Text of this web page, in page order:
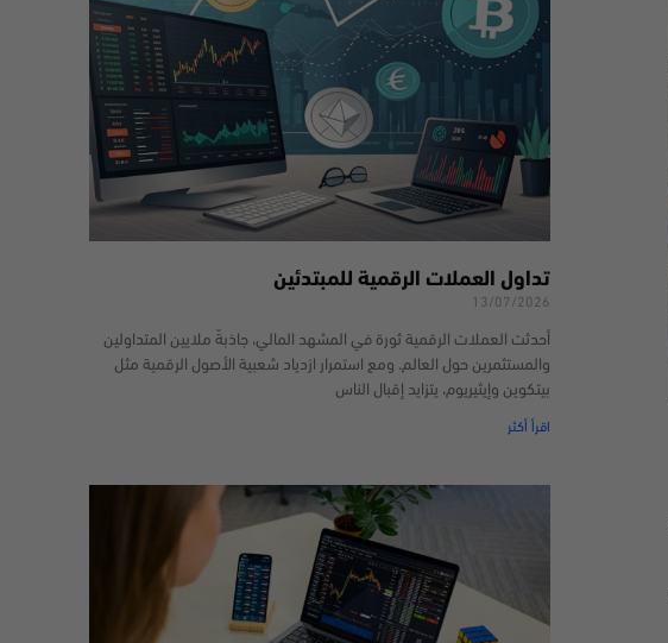
تداول العملات الرقمية للمبتدئين
13/07/2026
أحدثت العملات الرقمية ثورة في المشهد المالي، جاذبةً ملايين المتداولين
والمستثمرين حول العالم. ومع استمرار ازدياد شعبية الأصول الرقمية مثل
بيتكوين وإيثيريوم، يتزايد إقبال الناس
اقرأ أكثر